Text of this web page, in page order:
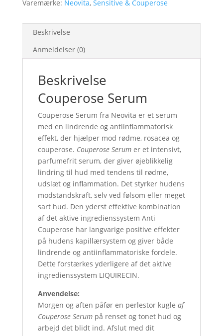
Varemærke: Neovita, Sensitive & Couperose
Beskrivelse
Anmeldelser (0)
Beskrivelse
Couperose Serum
Couperose Serum fra Neovita er et serum
med en lindrende og antiinflammatorisk
effekt, der hjælper mod rødme, rosacea og
couperose. Couperose Serumer et intensivt,
parfumefrit serum, der giver øjeblikkelig
lindring til hud med tendens til rødme,
udslæt og inflammation. Det styrker hudens
modstandskraft, selv ved følsom eller meget
sart hud. Den yderst effektive kombination
af det aktive ingredienssystem Anti
Couperose har langvarige positive effekter
på hudens kapillærsystem og giver både
lindrende og antiinflammatoriske fordele.
Dette forstærkes yderligere af det aktive
ingredienssystem LIQUIRECIN.
Anvendelse:
Morgen og aften påfør en perlestor kugle af
Couperose Serumpå renset og tonet hud og
arbejd det blidt ind. Afslut med dit